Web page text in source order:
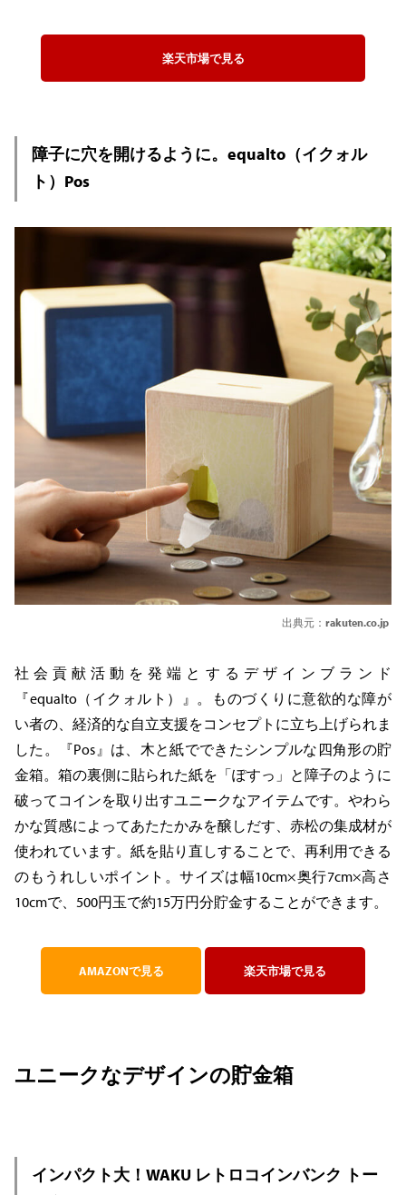
楽天市場で見る
障子に穴を開けるように。equalto（イクォル
ト）Pos
出典元： rakuten.co.jp
社会貢献活動を発端とするデザインブランド
『equalto（イクォルト）』。ものづくりに意欲的な障が
い者の、経済的な自立支援をコンセプトに立ち上げられま
した。『Pos』は、木と紙でできたシンプルな四角形の貯
金箱。箱の裏側に貼られた紙を「ぽすっ」と障子のように
破ってコインを取り出すユニークなアイテムです。やわら
かな質感によってあたたかみを醸しだす、赤松の集成材が
使われています。紙を貼り直しすることで、再利用できる
のもうれしいポイント。サイズは幅10cm×奥行7cm×高さ
10cmで、500円玉で約15万円分貯金することができます。
AMAZONで見る 楽天市場で見る
ユニークなデザインの貯金箱
インパクト大！WAKU レトロコインバンク トー